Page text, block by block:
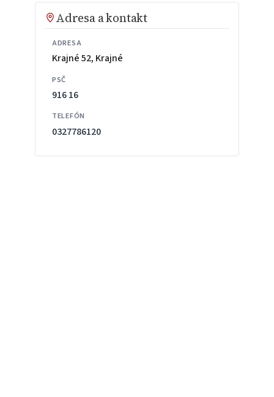
Adresa a kontakt
ADRESA
Krajné 52, Krajné
PSČ
916 16
TELEFÓN
0327786120